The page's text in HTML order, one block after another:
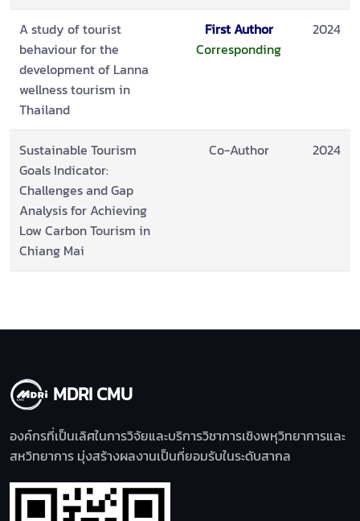
A study of tourist
behaviour for the
development of Lanna
wellness tourism in
Thailand
First Author
Corresponding
2024
Sustainable Tourism
Goals Indicator:
Challenges and Gap
Analysis for Achieving
Low Carbon Tourism in
Chiang Mai
Co-Author 2024
MDRI CMU
องค์กรที่เป็นเลิศในการวิจัยและบริการวิชาการเชิงพหุวิทยาการและ
สหวิทยาการ มุ่งสร้างผลงานเป็นที่ยอมรับในระดับสากล